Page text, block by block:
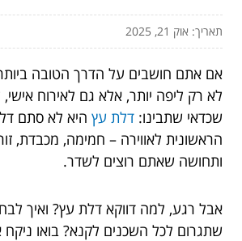
תאריך: אוק 21, 2025
אם אתם חושבים על הדרך הטובה
לא רק ליפה יותר, אלא גם לאירוח
שכדאי שתבינו: דלת עץ היא לא סתם
הראשונית לאווירה – חמימה, מכבדת,
ותחושה שאתם רוצים לשדר.
אבל רגע, למה דווקא דלת עץ? ואיך
שתגרום לכל השכנים לקנא? בואו